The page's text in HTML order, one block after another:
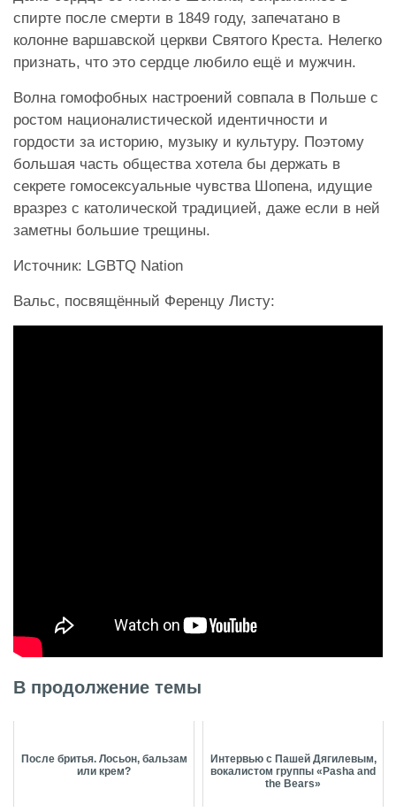
спирте после смерти в 1849 году, запечатано в
колонне варшавской церкви Святого Креста. Нелегко
признать, что это сердце любило ещё и мужчин.
Волна гомофобных настроений совпала в Польше с
ростом националистической идентичности и
гордости за историю, музыку и культуру. Поэтому
большая часть общества хотела бы держать в
секрете гомосексуальные чувства Шопена, идущие
вразрез с католической традицией, даже если в ней
заметны большие трещины.
Источник: LGBTQ Nation
Вальс, посвящённый Ференцу Листу:
В продолжение темы
После бритья. Лосьон, бальзам
или крем?
Интервью с Пашей Дягилевым,
вокалистом группы «Pasha and
the Bears»